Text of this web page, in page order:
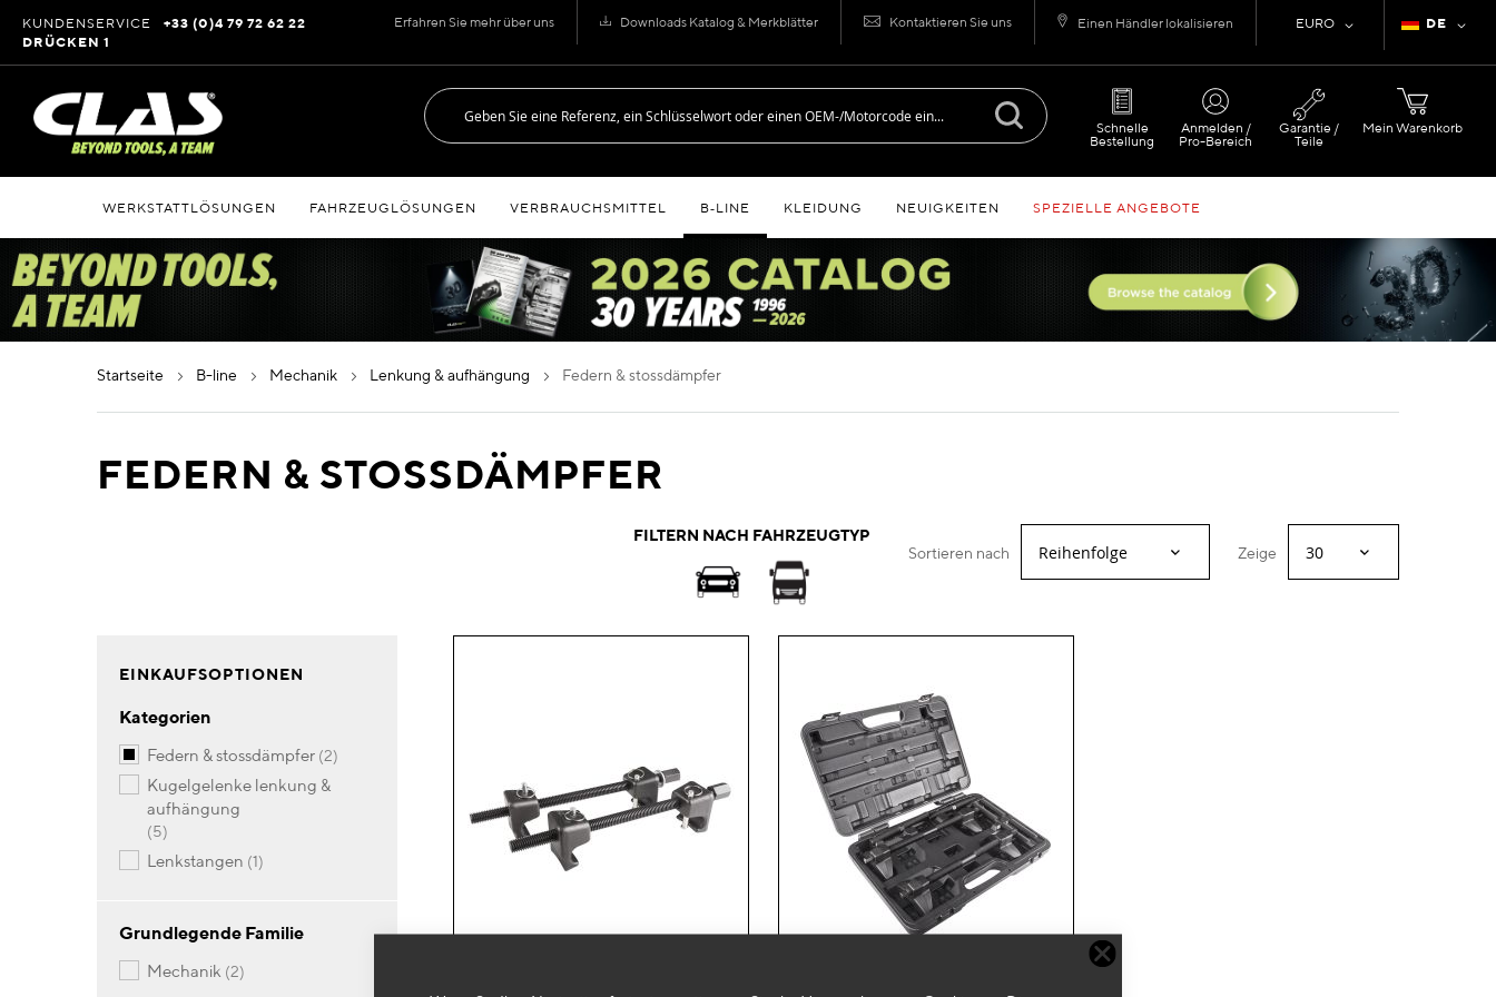
Sprache
DE
Währung
EURO
Erfahren Sie mehr über uns Downloads Katalog & Merkblätter Kontaktieren Sie uns Einen Händler lokalisieren
Inhalt
springen
KUNDENSERVICE
+33 (0)4 79 72 62 22
DRÜCKEN 1
Mein Warenkorb
Schnelle
Bestellung
Anmelden /
Pro-Bereich
Garantie /
Teile
WERKSTATTLÖSUNGEN FAHRZEUGLÖSUNGEN VERBRAUCHSMITTEL B‑LINE KLEIDUNG NEUIGKEITEN SPEZIELLE ANGEBOTE
startseite b-line mechanik lenkung & aufhängung federn & stossdämpfer
FEDERN & STOSSDÄMPFER
FILTERN NACH FAHRZEUGTYP
Zeige
Sortieren nach
EINKAUFSOPTIONEN
Kategorien
federn & stossdämpfer 2Artikel
kugelgelenke lenkung &
aufhängung
5Artikel
lenkstangen 1Artikel
Grundlegende Familie
mechanik 2Artikel